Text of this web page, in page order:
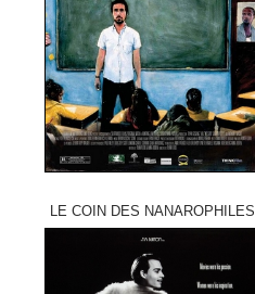
LE COIN DES NANAROPHILES